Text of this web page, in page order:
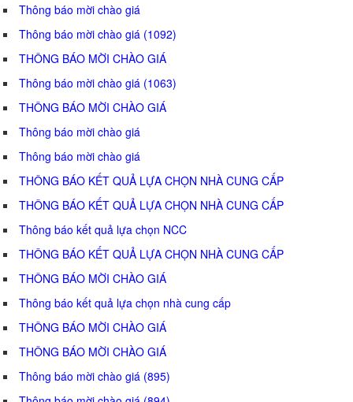
Thông báo mời chào giá
Thông báo mời chào giá (1092)
THÔNG BÁO MỜI CHÀO GIÁ
Thông báo mời chào giá (1063)
THÔNG BÁO MỜI CHÀO GIÁ
Thông báo mời chào giá
Thông báo mời chào giá
THÔNG BÁO KẾT QUẢ LỰA CHỌN NHÀ CUNG CẤP
THÔNG BÁO KẾT QUẢ LỰA CHỌN NHÀ CUNG CẤP
Thông báo kết quả lựa chọn NCC
THÔNG BÁO KẾT QUẢ LỰA CHỌN NHÀ CUNG CẤP
THÔNG BÁO MỜI CHÀO GIÁ
Thông báo kết quả lựa chọn nhà cung cấp
THÔNG BÁO MỜI CHÀO GIÁ
THÔNG BÁO MỜI CHÀO GIÁ
Thông báo mời chào giá (895)